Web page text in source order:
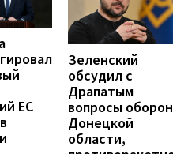
ЕС
Зеленский
обсудил с
Драпатым
вопросы
Донецкой
области,